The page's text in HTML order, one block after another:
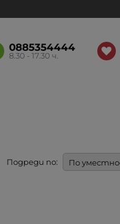
0885354444
8.30 - 17.30 ч.
Подреди по: